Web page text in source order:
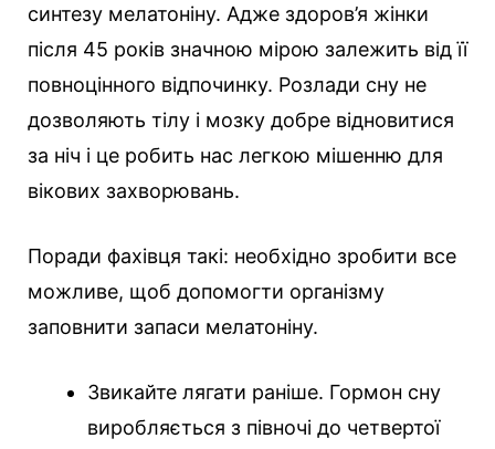
синтезу мелатоніну. Адже здоров’я жінки
після 45 років значною мірою залежить від її
повноцінного відпочинку. Розлади сну не
дозволяють тілу і мозку добре відновитися
за ніч і це робить нас легкою мішенню для
вікових захворювань.
Поради фахівця такі: необхідно зробити все
можливе, щоб допомогти організму
заповнити запаси мелатоніну.
Звикайте лягати раніше. Гормон сну
виробляється з півночі до четвертої